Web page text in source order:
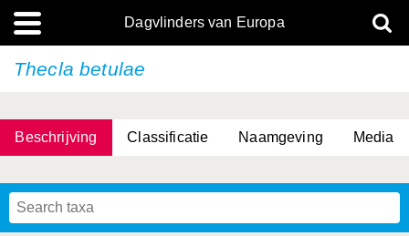
Dagvlinders van Europa
Thecla betulae
Beschrijving Classificatie Naamgeving Media